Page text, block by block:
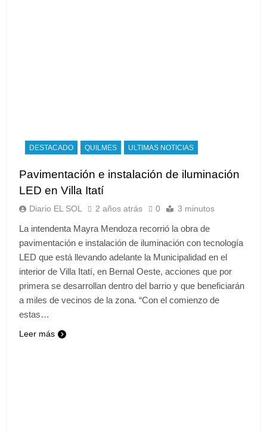
DESTACADO QUILMES ULTIMAS NOTICIAS
Pavimentación e instalación de iluminación
LED en Villa Itatí
Diario EL SOL 2 años atrás 0 3 minutos
La intendenta Mayra Mendoza recorrió la obra de
pavimentación e instalación de iluminación con tecnología
LED que está llevando adelante la Municipalidad en el
interior de Villa Itatí, en Bernal Oeste, acciones que por
primera se desarrollan dentro del barrio y que beneficiarán
a miles de vecinos de la zona. “Con el comienzo de
estas…
Leer más